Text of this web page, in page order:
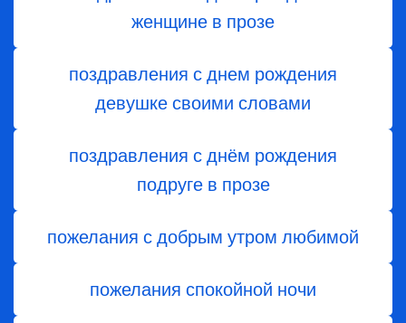
женщине в прозе
поздравления с днем рождения
девушке своими словами
поздравления с днём рождения
подруге в прозе
пожелания с добрым утром любимой
пожелания спокойной ночи